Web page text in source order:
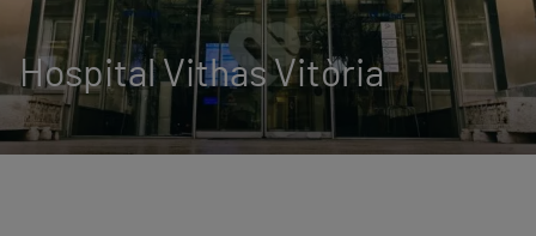
Hospital Vithas Vitòria